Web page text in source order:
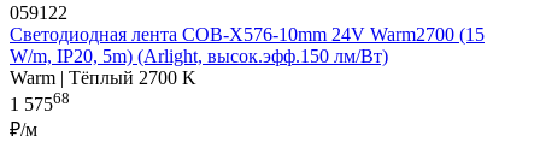
059122
Светодиодная лента COB-X576-10mm 24V Warm2700 (15
W/m, IP20, 5m) (Arlight, высок.эфф.150 лм/Вт)
Warm | Тёплый 2700 K
1 57568
₽/м